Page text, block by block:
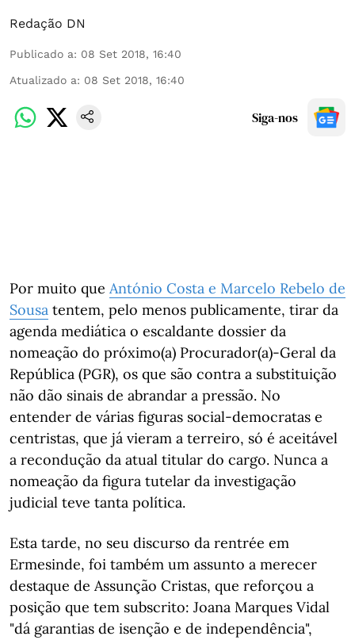
Redação DN
Publicado a: 08 Set 2018, 16:40
Atualizado a: 08 Set 2018, 16:40
Siga-nos
Por muito que António Costa e Marcelo Rebelo de
Sousa tentem, pelo menos publicamente, tirar da
agenda mediática o escaldante dossier da
nomeação do próximo(a) Procurador(a)-Geral da
República (PGR), os que são contra a substituição
não dão sinais de abrandar a pressão. No
entender de várias figuras social-democratas e
centristas, que já vieram a terreiro, só é aceitável
a recondução da atual titular do cargo. Nunca a
nomeação da figura tutelar da investigação
judicial teve tanta política.
Esta tarde, no seu discurso da rentrée em
Ermesinde, foi também um assunto a merecer
destaque de Assunção Cristas, que reforçou a
posição que tem subscrito: Joana Marques Vidal
"dá garantias de isenção e de independência",